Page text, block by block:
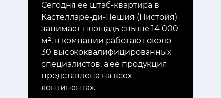
Сегодня её штаб-квартира в
Кастелларе-ди-Пешия (Пистойя)
занимает площадь свыше 14 000
м², в компании работают около
30 высококвалифицированных
специалистов, а её продукция
представлена на всех
континентах.